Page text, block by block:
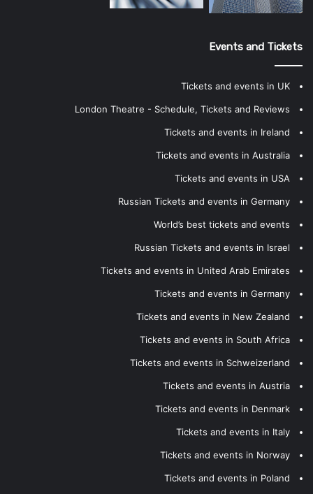
Events and Tickets
Tickets and events in UK
London Theatre - Schedule, Tickets and Reviews
Tickets and events in Ireland
Tickets and events in Australia
Tickets and events in USA
Russian Tickets and events in Germany
World’s best tickets and events
Russian Tickets and events in Israel
Tickets and events in United Arab Emirates
Tickets and events in Germany
Tickets and events in New Zealand
Tickets and events in South Africa
Tickets and events in Schweizerland
Tickets and events in Austria
Tickets and events in Denmark
Tickets and events in Italy
Tickets and events in Norway
Tickets and events in Poland